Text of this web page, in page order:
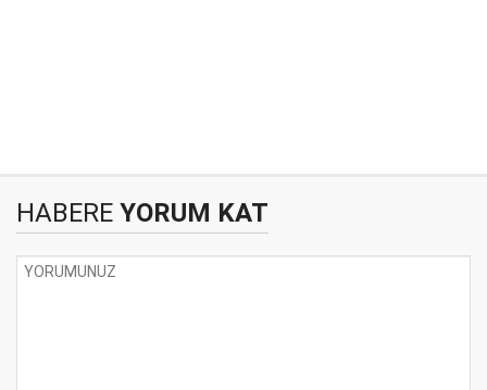
HABERE YORUM KAT